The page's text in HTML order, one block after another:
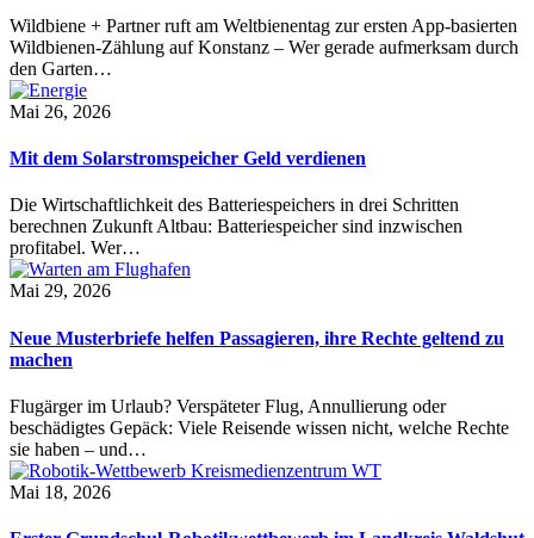
Wildbiene + Partner ruft am Weltbienentag zur ersten App-basierten
Wildbienen-Zählung auf Konstanz – Wer gerade aufmerksam durch
den Garten…
Mai 26, 2026
Mit dem Solarstromspeicher Geld verdienen
Die Wirtschaftlichkeit des Batteriespeichers in drei Schritten
berechnen Zukunft Altbau: Batteriespeicher sind inzwischen
profitabel. Wer…
Mai 29, 2026
Neue Musterbriefe helfen Passagieren, ihre Rechte geltend zu
machen
Flugärger im Urlaub? Verspäteter Flug, Annullierung oder
beschädigtes Gepäck: Viele Reisende wissen nicht, welche Rechte
sie haben – und…
Mai 18, 2026